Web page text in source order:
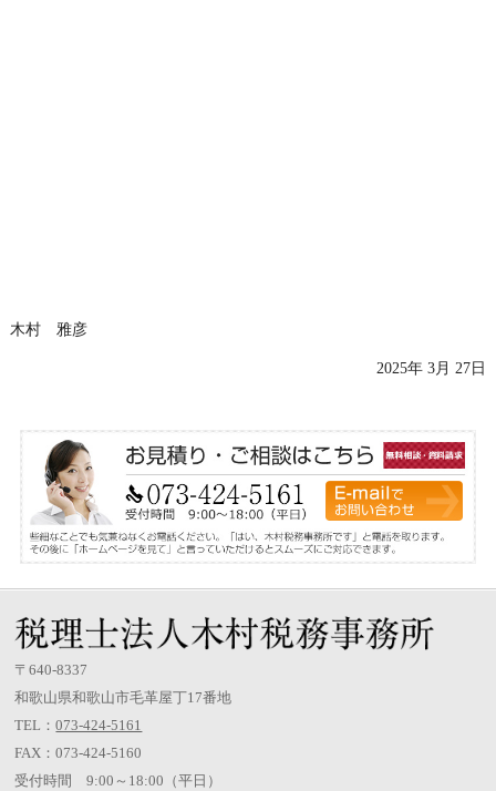
木村 雅彦
2025年 3月 27日
〒640-8337
和歌山県和歌山市毛革屋丁17番地
TEL：073-424-5161
FAX：073-424-5160
受付時間 9:00～18:00（平日）